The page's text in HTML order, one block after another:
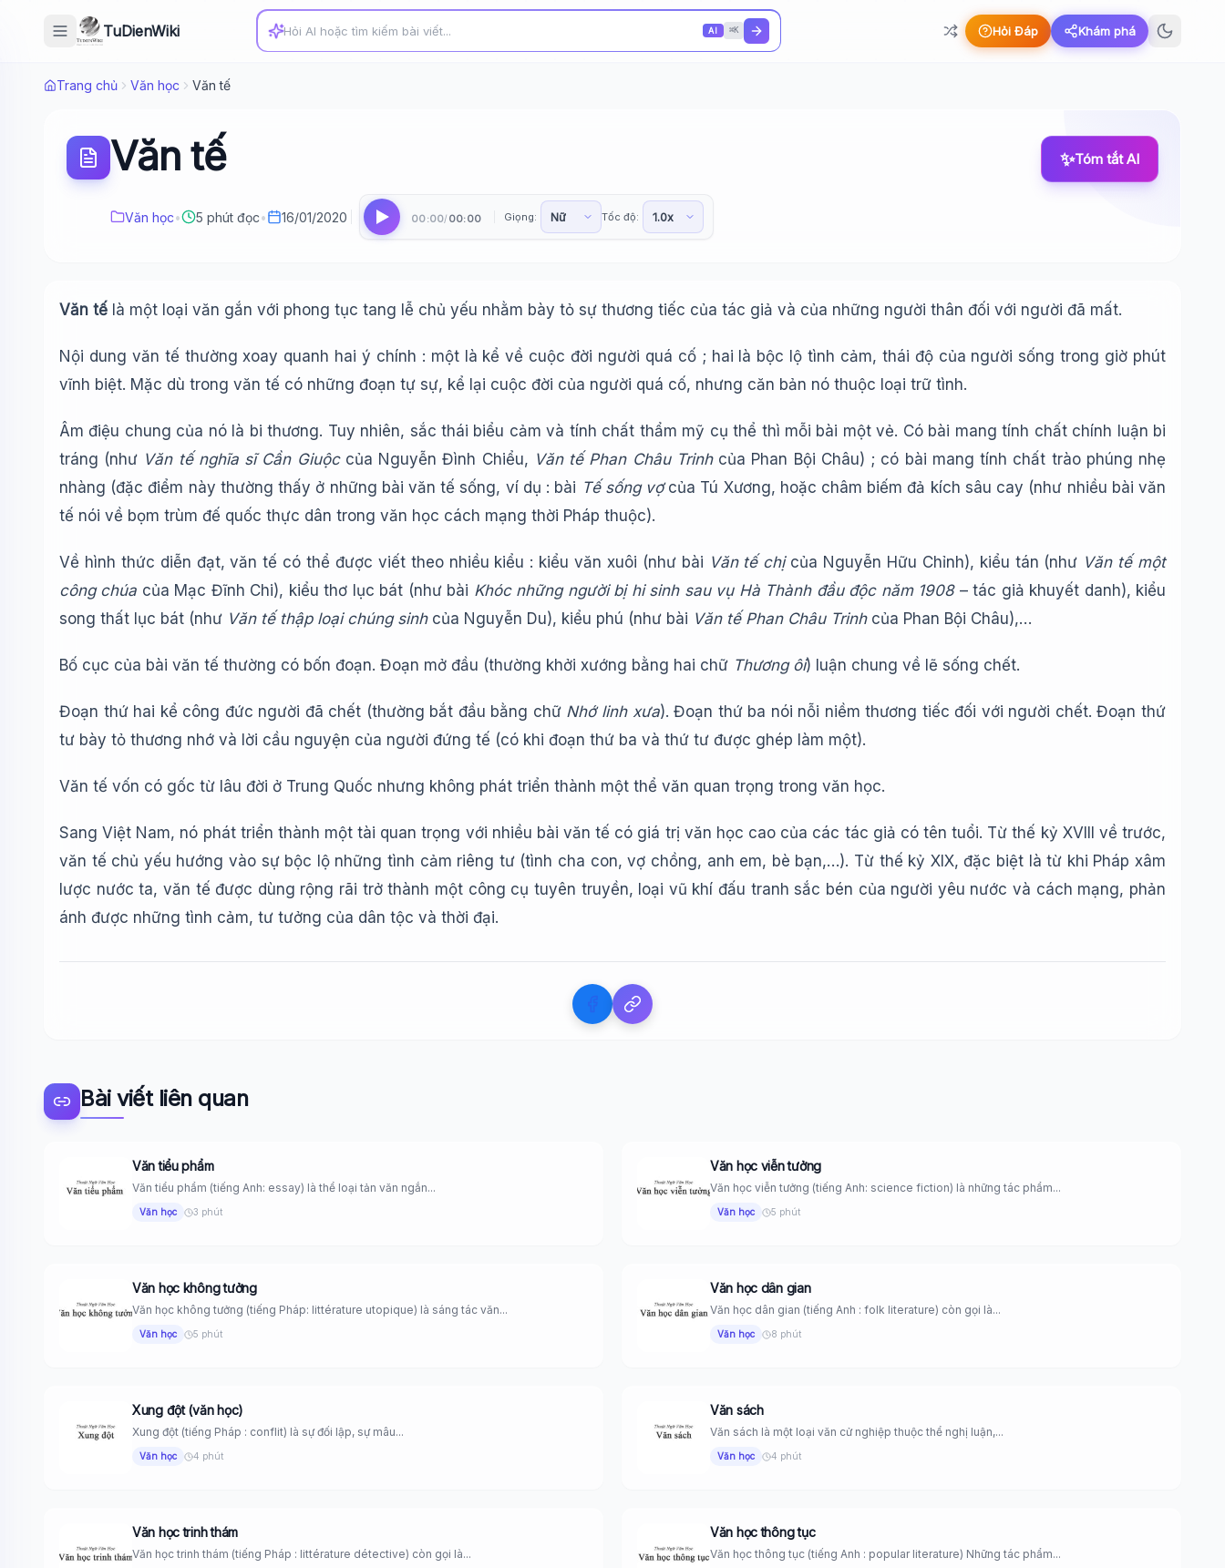
TuDienWiki AI ⌘K Hỏi Đáp Khám phá
Trang chủ Văn học Văn tế
Văn tế
Văn học• 5 phút đọc• 16/01/2020 00:00/ 00:00 Giọng: Tốc độ:
✨Tóm tắt AI
Văn tế là một loại văn gắn với phong tục tang lễ chủ yếu nhằm bày tỏ sự thương tiếc của tác giả và của những người thân đối với người đã mất.
Nội dung văn tế thường xoay quanh hai ý chính : một là kể về cuộc đời người quá cố ; hai là bộc lộ tình cảm, thái độ của người sống trong giờ phút
vĩnh biệt. Mặc dù trong văn tế có những đoạn tự sự, kể lại cuộc đời của người quá cố, nhưng căn bản nó thuộc loại trữ tình.
Âm điệu chung của nó là bi thương. Tuy nhiên, sắc thái biểu cảm và tính chất thẩm mỹ cụ thể thì mỗi bài một vẻ. Có bài mang tính chất chính luận bi
tráng (như Văn tế nghĩa sĩ Cần Giuộccủa Nguyễn Đình Chiểu, Văn tế Phan Châu Trinhcủa Phan Bội Châu) ; có bài mang tính chất trào phúng nhẹ
nhàng (đặc điểm này thường thấy ở những bài văn tế sống, ví dụ : bài Tế sống vợcủa Tú Xương, hoặc châm biếm đả kích sâu cay (như nhiều bài văn
tế nói về bọm trùm đế quốc thực dân trong văn học cách mạng thời Pháp thuộc).
Về hình thức diễn đạt, văn tế có thể được viết theo nhiều kiểu : kiểu văn xuôi (như bài Văn tế chịcủa Nguyễn Hữu Chỉnh), kiểu tán (như Văn tế một
công chúa của Mạc Đĩnh Chi), kiểu thơ lục bát (như bài Khóc những người bị hi sinh sau vụ Hà Thành đầu độc năm 1908– tác giả khuyết danh), kiểu
song thất lục bát (như Văn tế thập loại chúng sinhcủa Nguyễn Du), kiểu phú (như bài Văn tế Phan Châu Trinhcủa Phan Bội Châu),…
Bố cục của bài văn tế thường có bốn đoạn. Đoạn mở đầu (thường khởi xướng bằng hai chữ Thương ôi) luận chung về lẽ sống chết.
Đoạn thứ hai kể công đức người đã chết (thường bắt đầu bằng chữ Nhớ linh xưa). Đoạn thứ ba nói nỗi niềm thương tiếc đối với người chết. Đoạn thứ
tư bày tỏ thương nhớ và lời cầu nguyện của người đứng tế (có khi đoạn thứ ba và thứ tư được ghép làm một).
Văn tế vốn có gốc từ lâu đời ở Trung Quốc nhưng không phát triển thành một thể văn quan trọng trong văn học.
Sang Việt Nam, nó phát triển thành một tài quan trọng với nhiều bài văn tế có giá trị văn học cao của các tác giả có tên tuổi. Từ thế kỷ XVIII về trước,
văn tế chủ yếu hướng vào sự bộc lộ những tình cảm riêng tư (tình cha con, vợ chồng, anh em, bè bạn,…). Từ thế kỷ XIX, đặc biệt là từ khi Pháp xâm
lược nước ta, văn tế được dùng rộng rãi trở thành một công cụ tuyên truyền, loại vũ khí đấu tranh sắc bén của người yêu nước và cách mạng, phản
ánh được những tình cảm, tư tưởng của dân tộc và thời đại.
Bài viết liên quan
Văn tiểu phẩm
Văn tiểu phẩm (tiếng Anh: essay) là thể loại tản văn ngắn...
Văn học 3 phút
Văn học viễn tưởng
Văn học viễn tưởng (tiếng Anh: science fiction) là những tác phẩm...
Văn học 5 phút
Văn học không tưởng
Văn học không tưởng (tiếng Pháp: littérature utopique) là sáng tác văn...
Văn học 5 phút
Văn học dân gian
Văn học dân gian (tiếng Anh : folk literature) còn gọi là...
Văn học 8 phút
Xung đột (văn học)
Xung đột (tiếng Pháp : conflit) là sự đối lập, sự mâu...
Văn học 4 phút
Văn sách
Văn sách là một loại văn cử nghiệp thuộc thể nghị luận,...
Văn học 4 phút
Văn học trinh thám
Văn học trinh thám (tiếng Pháp : littérature détective) còn gọi là...
Văn học thông tục
Văn học thông tục (tiếng Anh : popular literature) Những tác phẩm...